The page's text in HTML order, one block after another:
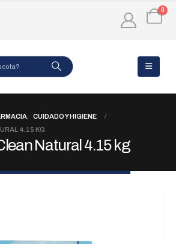
0
CUIDADO Y HIGIENE
4.15 KG
Natural 4.15 kg